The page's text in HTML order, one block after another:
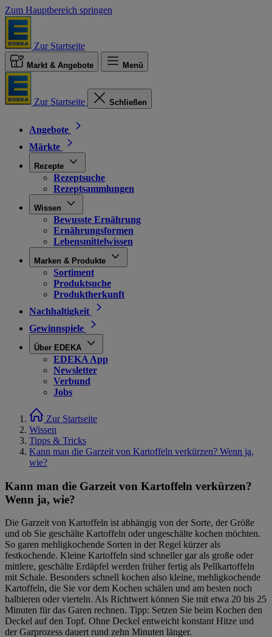
Zum Hauptbereich springen
Zur Startseite
Markt & Angebote Menü
Zur Startseite Schließen
Angebote
Märkte
Rezepte
Rezeptsuche
Rezeptsammlungen
Wissen
Bewusste Ernährung
Ernährungsformen
Lebensmittelwissen
Marken & Produkte
Sortiment
Produktsuche
Produktherkunft
Nachhaltigkeit
Gewinnspiele
Über EDEKA
EDEKA App
Newsletter
Verbund
Jobs
Zur Startseite
Wissen
Tipps & Tricks
Kann man die Garzeit von Kartoffeln verkürzen? Wenn ja,
wie?
Kann man die Garzeit von Kartoffeln verkürzen?
Wenn ja, wie?
Die Garzeit von Kartoffeln ist abhängig von der Sorte, der Größe
und ob Sie geschälte Kartoffeln oder ungeschälte kochen möchten.
So garen mehligkochende Sorten in der Regel kürzer als
festkochende. Kleine Kartoffeln sind schneller gar als große oder
mittlere, geschälte Erdäpfel werden früher fertig als Pellkartoffeln
mit Schale. Besonders schnell kochen also kleine, mehligkochende
Kartoffeln, die Sie vor dem Kochen schälen und am besten noch
halbieren oder vierteln. Als Richtwert können Sie mit etwa 20 bis 25
Minuten für das Garen rechnen. Tipp: Setzen Sie beim Kochen den
Deckel auf den Topf. Ohne Deckel entweicht konstant Hitze und
der Garprozess dauert rund zehn Minuten länger.